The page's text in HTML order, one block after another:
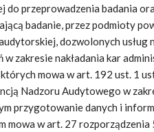
do przeprowadzenia badania
badanie, przez podmioty
dozwolonych usług
zakresie nakładania kar
mowa w art. 192 ust. 1
Nadzoru Audytowego w
przygotowanie danych i
mowa w art. 27